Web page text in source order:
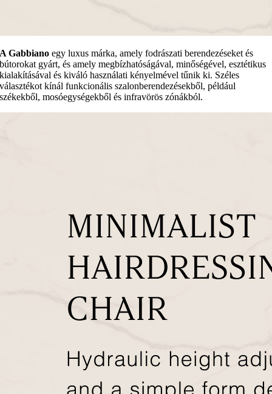
A Gabbiano egy luxus márka, amely fodrászati berendezéseket és
bútorokat gyárt, és amely megbízhatóságával, minőségével, esztétikus
kialakításával és kiváló használati kényelmével tűnik ki. Széles
választékot kínál funkcionális szalonberendezésekből, például
székekből, mosóegységekből és infravörös zónákból.